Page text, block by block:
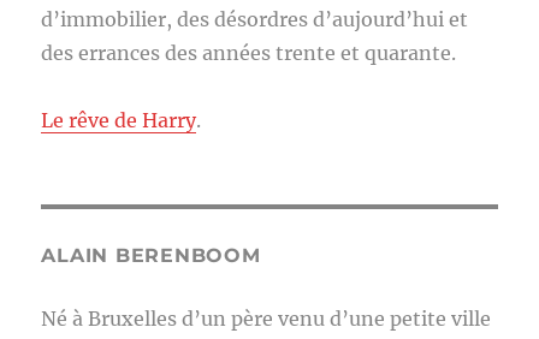
d’immobilier, des désordres d’aujourd’hui et
des errances des années trente et quarante.
Le rêve de Harry.
ALAIN BERENBOOM
Né à Bruxelles d’un père venu d’une petite ville